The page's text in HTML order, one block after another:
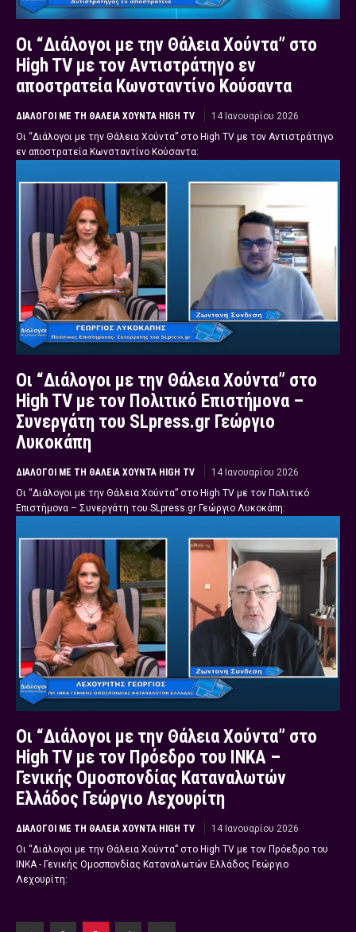
Οι “Διάλογοι με την Θάλεια Χούντα” στο
High TV με τον Αντιστράτηγο εν
αποστρατεία Κωνσταντίνο Κούσαντα
ΔΙΆΛΟΓΟΙ ΜΕ ΤΗ ΘΆΛΕΙΑ ΧΟΎΝΤΑ HIGH TV
14 Ιανουαρίου 2026
Οι “Διάλογοι με την Θάλεια Χούντα” στο High TV με τον Αντιστράτηγο
εν αποστρατεία Κωνσταντίνο Κούσαντα:
Οι “Διάλογοι με την Θάλεια Χούντα” στο
High TV με τον Πολιτικό Επιστήμονα –
Συνεργάτη του SLpress.gr Γεώργιο
Λυκοκάπη
ΔΙΆΛΟΓΟΙ ΜΕ ΤΗ ΘΆΛΕΙΑ ΧΟΎΝΤΑ HIGH TV
14 Ιανουαρίου 2026
Οι “Διάλογοι με την Θάλεια Χούντα” στο High TV με τον Πολιτικό
Επιστήμονα – Συνεργάτη του SLpress.gr Γεώργιο Λυκοκάπη:
Οι “Διάλογοι με την Θάλεια Χούντα” στο
High TV με τον Πρόεδρο του ΙΝΚΑ –
Γενικής Ομοσπονδίας Καταναλωτών
Ελλάδος Γεώργιο Λεχουρίτη
ΔΙΆΛΟΓΟΙ ΜΕ ΤΗ ΘΆΛΕΙΑ ΧΟΎΝΤΑ HIGH TV
14 Ιανουαρίου 2026
Οι “Διάλογοι με την Θάλεια Χούντα” στο High TV με τον Πρόεδρο του
ΙΝΚΑ - Γενικής Ομοσπονδίας Καταναλωτών Ελλάδος Γεώργιο
Λεχουρίτη: